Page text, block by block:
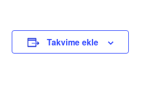
Takvime ekle